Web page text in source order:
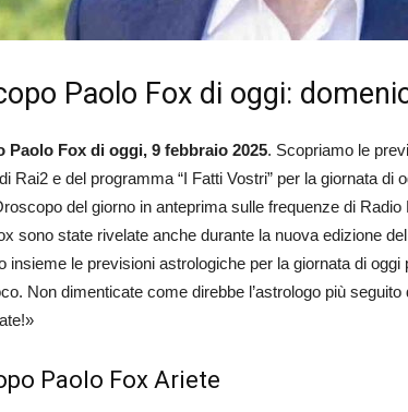
Paolo Fox di oggi:
Paolo Fox di oggi, 9 febbraio 2025. Scopriamo le
Rai2 e del programma “I Fatti Vostri” per la giornata di
del giorno in anteprima sulle frequenze di
sono state rivelate anche durante la nuova edizione
insieme le previsioni astrologiche per la giornata di oggi
Non dimenticate come direbbe l’astrologo più
Paolo Fox Ariete